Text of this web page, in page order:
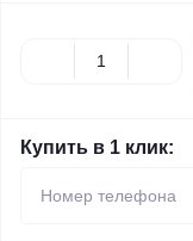
Купить в 1 клик: